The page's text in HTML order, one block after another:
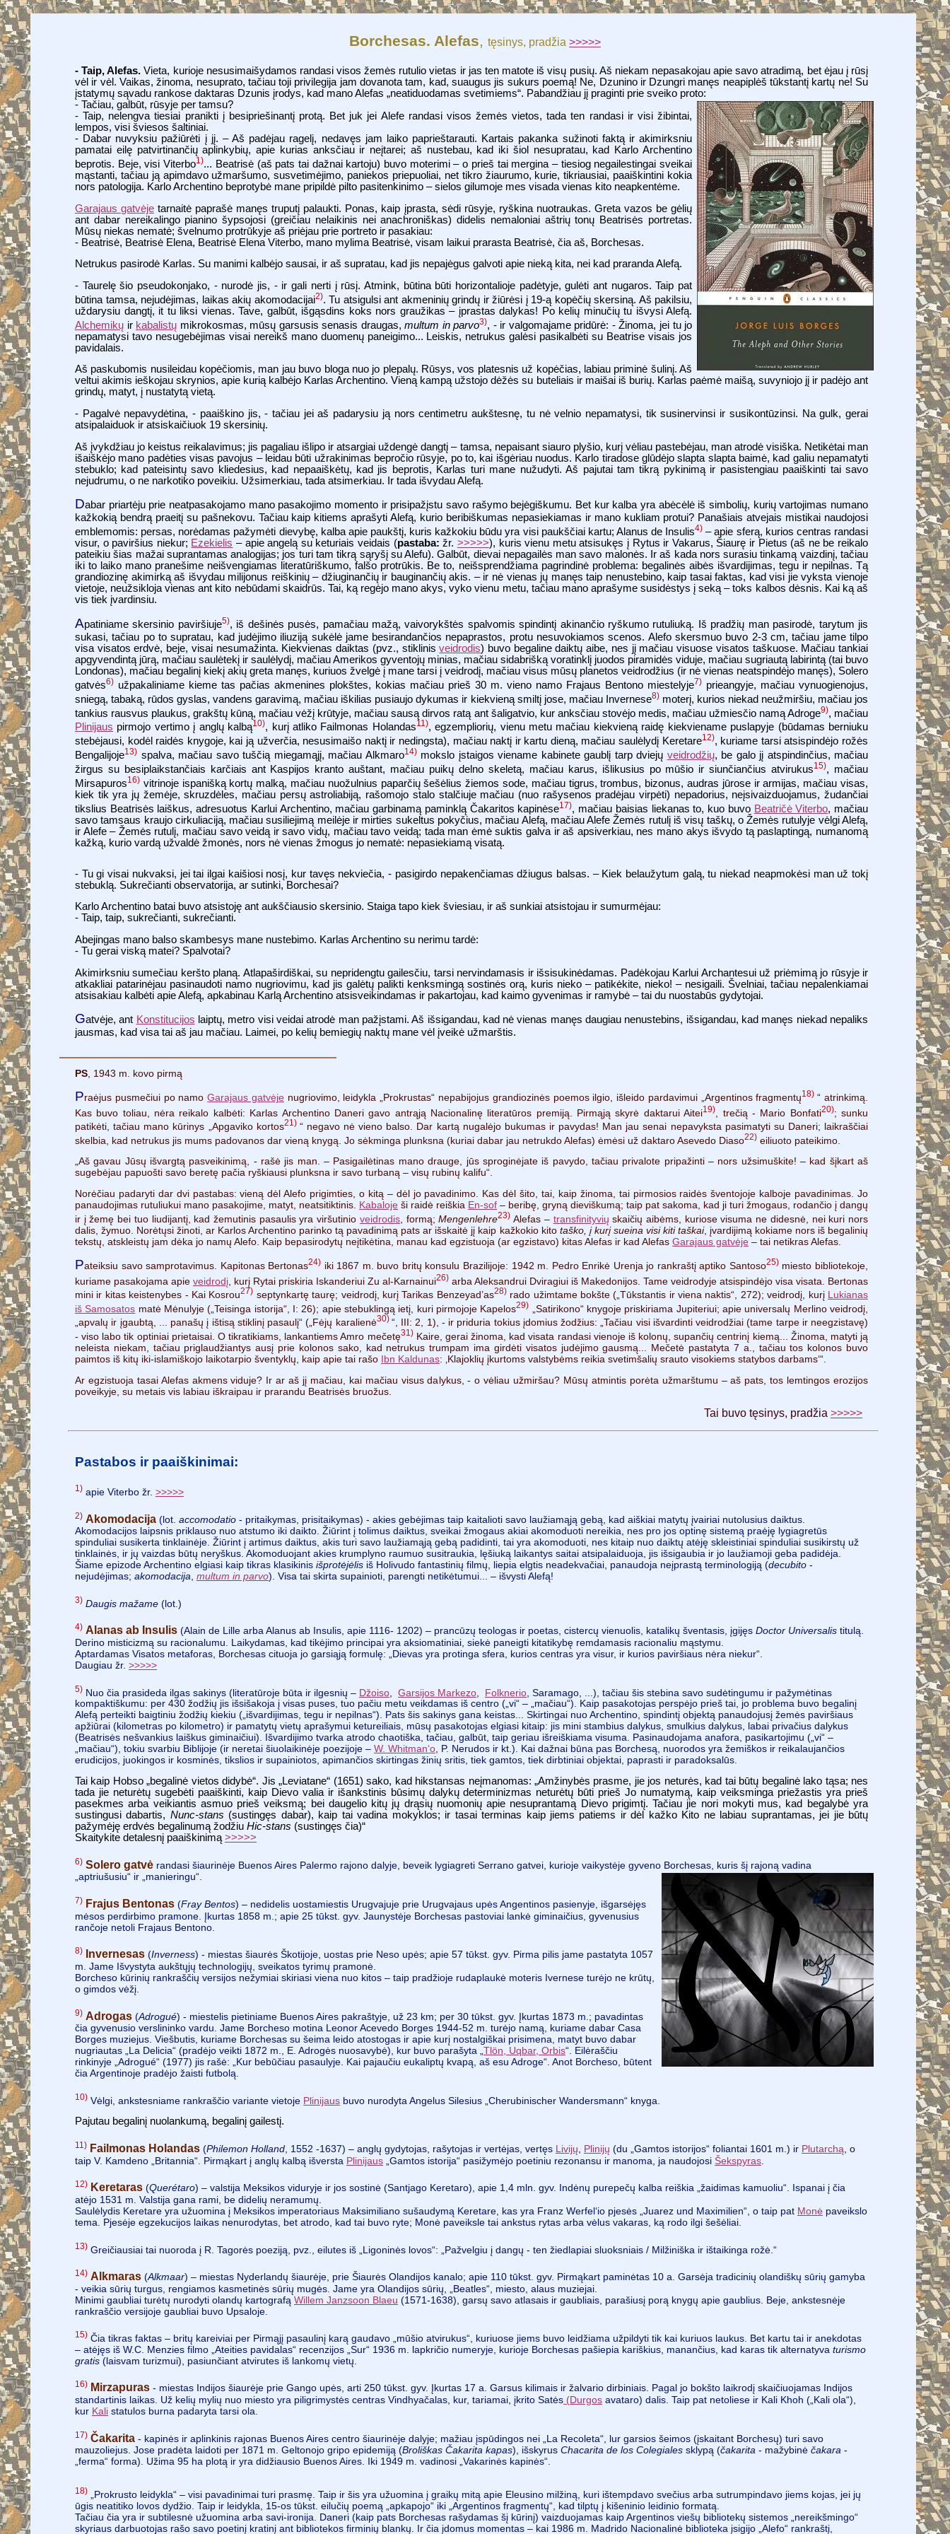
Borchesas. Alefas, tęsinys, pradžia >>>>>
- Taip, Alefas. Vieta, kurioje nesusimaišydamos randasi visos žemės rutulio vietas ir jas ten matote iš visų pusių. Aš niekam nepasakojau apie savo atradimą, bet ėjau į rūsį
vėl ir vėl. Vaikas, žinoma, nesuprato, tačiau toji privilegija jam dovanota tam, kad, suaugus jis sukurs poemą! Ne, Dzunino ir Dzungri manęs neapiplėš tūkstantį kartų ne! Su
įstatymų sąvadu rankose daktaras Dzunis įrodys, kad mano Alefas „neatiduodamas svetimiems“. Pabandžiau jį praginti prie sveiko proto:
- Tačiau, galbūt, rūsyje per tamsu?
- Taip, nelengva tiesiai pranikti į besipriešinantį protą. Bet juk jei Alefe randasi visos žemės vietos, tada ten randasi ir visi žibintai,
lempos, visi šviesos šaltiniai.
- Dabar nuvyksiu pažiūrėti į jį. – Aš padėjau ragelį, nedavęs jam laiko paprieštarauti. Kartais pakanka sužinoti faktą ir akimirksniu
pamatai eilę patvirtinančių aplinkybių, apie kurias anksčiau ir neįtarei; aš nustebau, kad iki šiol nesupratau, kad Karlo Archentino
beprotis. Beje, visi Viterbo1)... Beatrisė (aš pats tai dažnai kartoju) buvo moterimi – o prieš tai mergina – tiesiog negailestingai sveikai
mąstanti, tačiau ją apimdavo užmaršumo, susvetimėjimo, paniekos priepuoliai, net tikro žiaurumo, kurie, tikriausiai, paaiškintini kokia
nors patologija. Karlo Archentino beprotybė mane pripildė pilto pasitenkinimo – sielos gilumoje mes visada vienas kito neapkentėme.
Garajaus gatvėje tarnaitė paprašė manęs truputį palaukti. Ponas, kaip įprasta, sėdi rūsyje, ryškina nuotraukas. Greta vazos be gėlių
ant dabar nereikalingo pianino šypsojosi (greičiau nelaikinis nei anachroniškas) didelis nemaloniai aštrių tonų Beatrisės portretas.
Mūsų niekas nematė; švelnumo protrūkyje aš priėjau prie portreto ir pasakiau:
- Beatrisė, Beatrisė Elena, Beatrisė Elena Viterbo, mano mylima Beatrisė, visam laikui prarasta Beatrisė, čia aš, Borchesas.
Netrukus pasirodė Karlas. Su manimi kalbėjo sausai, ir aš supratau, kad jis nepajėgus galvoti apie nieką kita, nei kad praranda Alefą.
- Taurelę šio pseudokonjako, - nurodė jis, - ir gali nerti į rūsį. Atmink, būtina būti horizontalioje padėtyje, gulėti ant nugaros. Taip pat
būtina tamsa, nejudėjimas, laikas akių akomodacijai2). Tu atsigulsi ant akmeninių grindų ir žiūrėsi į 19-ą kopėčių skersiną. Aš pakilsiu,
uždarysiu dangtį, it tu liksi vienas. Tave, galbūt, išgąsdins koks nors graužikas – įprastas dalykas! Po kelių minučių tu išvysi Alefą.
Alchemikų ir kabalistų mikrokosmas, mūsų garsusis senasis draugas,multum in parvo3), - ir valgomajame pridūrė: - Žinoma, jei tu jo
nepamatysi tavo nesugebėjimas visai nereikš mano duomenų paneigimo... Leiskis, netrukus galėsi pasikalbėti su Beatrise visais jos
pavidalais.
Aš paskubomis nusileidau kopėčiomis, man jau buvo bloga nuo jo plepalų. Rūsys, vos platesnis už kopėčias, labiau priminė šulinį. Aš
veltui akimis ieškojau skrynios, apie kurią kalbėjo Karlas Archentino. Vieną kampą užstojo dėžės su buteliais ir maišai iš burių. Karlas paėmė maišą, suvyniojo jį ir padėjo ant
grindų, matyt, į nustatytą vietą.
- Pagalvė nepavydėtina, - paaiškino jis, - tačiau jei aš padarysiu ją nors centimetru aukštesnę, tu nė velnio nepamatysi, tik susinervinsi ir susikontūzinsi. Na gulk, gerai
atsipalaiduok ir atsiskaičiuok 19 skersinių.
Aš įvykdžiau jo keistus reikalavimus; jis pagaliau išlipo ir atsargiai uždengė dangtį – tamsa, nepaisant siauro plyšio, kurį vėliau pastebėjau, man atrodė visiška. Netikėtai man
išaiškėjo mano padėties visas pavojus – leidau būti užrakinimas bepročio rūsyje, po to, kai išgėriau nuodus. Karlo tiradose glūdėjo slapta slapta baimė, kad galiu nepamatyti
stebuklo; kad pateisintų savo kliedesius, kad nepaaiškėtų, kad jis beprotis, Karlas turi mane nužudyti. Aš pajutai tam tikrą pykinimą ir pasistengiau paaiškinti tai savo
nejudrumu, o ne narkotiko poveikiu. Užsimerkiau, tada atsimerkiau. Ir tada išvydau Alefą.
Dabar priartėju prie neatpasakojamo mano pasakojimo momento ir prisipažįstu savo rašymo bejėgiškumu. Bet kur kalba yra abėcėlė iš simbolių, kurių vartojimas numano
kažkokią bendrą praeitį su pašnekovu. Tačiau kaip kitiems aprašyti Alefą, kurio beribiškumas nepasiekiamas ir mano kukliam protui? Panašiais atvejais mistikai naudojosi
emblemomis: persas, norėdamas pažymėti dievybę, kalba apie paukštį, kuris kažkokiu būdu yra visi paukščiai kartu; Alanus de Insulis4) – apie sferą, kurios centras randasi
visur, o paviršius niekur; Ezekielis – apie angelą su keturiais veidais (pastaba: žr. >>>>>), kuris vienu metu atsisukęs į Rytus ir Vakarus, Šiaurę ir Pietus (aš ne be reikalo
pateikiu šias mažai suprantamas analogijas; jos turi tam tikrą sąryšį su Alefu). Galbūt, dievai nepagailės man savo malonės. Ir aš kada nors surasiu tinkamą vaizdinį, tačiau
iki to laiko mano pranešime neišvengiamas literatūriškumo, falšo protrūkis. Be to, neišsprendžiama pagrindinė problema: begalinės aibės išvardijimas, tegu ir nepilnas. Tą
grandiozinę akimirką aš išvydau milijonus reiškinių – džiuginančių ir bauginančių akis. – ir nė vienas jų manęs taip nenustebino, kaip tasai faktas, kad visi jie vyksta vienoje
vietoje, neužsikloja vienas ant kito nebūdami skaidrūs. Tai, ką regėjo mano akys, vyko vienu metu, tačiau mano aprašyme susidėstys į seką – toks kalbos dėsnis. Kai ką aš
vis tiek įvardinsiu.
Apatiniame skersinio paviršiuje5), iš dešinės pusės, pamačiau mažą, vaivorykštės spalvomis spindintį akinančio ryškumo rutuliuką. Iš pradžių man pasirodė, tarytum jis
sukasi, tačiau po to supratau, kad judėjimo iliuziją sukėlė jame besirandančios nepaprastos, protu nesuvokiamos scenos. Alefo skersmuo buvo 2-3 cm, tačiau jame tilpo
visa visatos erdvė, beje, visai nesumažinta. Kiekvienas daiktas (pvz., stiklinisveidrodis) buvo begaline daiktų aibe, nes jį mačiau visuose visatos taškuose. Mačiau tankiai
apgyvendintą jūrą, mačiau saulėtekį ir saulėlydį, mačiau Amerikos gyventojų minias, mačiau sidabrišką voratinklį juodos piramidės viduje, mačiau sugriautą labirintą (tai buvo
Londonas), mačiau begalinį kiekį akių greta manęs, kuriuos žvelgė į mane tarsi į veidrodį, mačiau visus mūsų planetos veidrodžius (ir nė vienas neatspindėjo manęs), Solero
gatvės6) užpakaliniame kieme tas pačias akmenines plokštes, kokias mačiau prieš 30 m. vieno namo Frajaus Bentono miestelyje7) prieangyje, mačiau vynuogienojus,
sniegą, tabaką, rūdos gyslas, vandens garavimą, mačiau iškilias pusiaujo dykumas ir kiekvieną smiltį jose, mačiau Invernese8)moterį, kurios niekad neužmiršiu, mačiau jos
tankius rausvus plaukus, grakštų kūną, mačiau vėžį krūtyje, mačiau sausą dirvos ratą ant šaligatvio, kur anksčiau stovėjo medis, mačiau užmiesčio namą Adroge9), mačiau
Plinijaus pirmojo vertimo į anglų kalbą10), kurį atliko Failmonas Holandas11), egzempliorių, vienu metu mačiau kiekvieną raidę kiekviename puslapyje (būdamas berniuku
stebėjausi, kodėl raidės knygoje, kai ją užverčia, nesusimaišo naktį ir nedingsta), mačiau naktį ir kartu dieną, mačiau saulėlydį Keretare12), kuriame tarsi atsispindėjo rožės
Bengalijoje13) spalva, mačiau savo tuščią miegamąjį, mačiau Alkmaro14)mokslo įstaigos viename kabinete gaublį tarp dviejų veidrodžių, be galo jį atspindinčius, mačiau
žirgus su besiplaikstančiais karčiais ant Kaspijos kranto auštant, mačiau puikų delno skeletą, mačiau karus, išlikusius po mūšio ir siunčiančius atvirukus15), mačiau
Mirsapuros16) vitrinoje ispanišką kortų malką, mačiau nuožulnius paparčių šešėlius žiemos sode, mačiau tigrus, trombus, bizonus, audras jūrose ir armijas, mačiau visas,
kiek tik yra jų žemėje, skruzdėles, mačiau persų astroliabiją, rašomojo stalo stalčiuje mačiau (nuo rašysenos pradėjau virpėti) nepadorius, neįsivaizduojamus, žudančiai
tikslius Beatrisės laiškus, adresuotus Karlui Archentino, mačiau garbinamą paminklą Čakaritos kapinėse17), mačiau baisias liekanas to, kuo buvo Beatričė Viterbo, mačiau
savo tamsaus kraujo cirkuliaciją, mačiau susiliejimą meilėje ir mirties sukeltus pokyčius, mačiau Alefą, mačiau Alefe Žemės rutulį iš visų taškų, o Žemės rutulyje vėlgi Alefą,
ir Alefe – Žemės rutulį, mačiau savo veidą ir savo vidų, mačiau tavo veidą; tada man ėmė suktis galva ir aš apsiverkiau, nes mano akys išvydo tą paslaptingą, numanomą
kažką, kurio vardą užvaldė žmonės, nors nė vienas žmogus jo nematė: nepasiekiamą visatą.
- Tu gi visai nukvaksi, jei tai ilgai kaišiosi nosį, kur tavęs nekviečia, - pasigirdo nepakenčiamas džiugus balsas. – Kiek belaužytum galą, tu niekad neapmokėsi man už tokį
stebuklą. Sukrečianti observatorija, ar sutinki, Borchesai?
Karlo Archentino batai buvo atsistoję ant aukščiausio skersinio. Staiga tapo kiek šviesiau, ir aš sunkiai atsistojau ir sumurmėjau:
- Taip, taip, sukrečianti, sukrečianti.
Abejingas mano balso skambesys mane nustebimo. Karlas Archentino su nerimu tardė:
- Tu gerai viską matei? Spalvotai?
Akimirksniu sumečiau keršto planą. Atlapaširdiškai, su nepridengtu gailesčiu, tarsi nervindamasis ir išsisukinėdamas. Padėkojau Karlui Archantesui už priėmimą jo rūsyje ir
atkakliai patarinėjau pasinaudoti namo nugriovimu, kad jis galėtų palikti kenksmingą sostinės orą, kuris nieko – patikėkite, nieko! – nesigaili. Švelniai, tačiau nepalenkiamai
atsisakiau kalbėti apie Alefą, apkabinau Karlą Archentino atsisveikindamas ir pakartojau, kad kaimo gyvenimas ir ramybė – tai du nuostabūs gydytojai.
Gatvėje, ant Konstitucijos laiptų, metro visi veidai atrodė man pažįstami. Aš išsigandau, kad nė vienas manęs daugiau nenustebins, išsigandau, kad manęs niekad nepaliks
jausmas, kad visa tai aš jau mačiau. Laimei, po kelių bemiegių naktų mane vėl įveikė užmarštis.
PS , 1943 m. kovo pirmą
Praėjus pusmečiui po namoGarajaus gatvėjenugriovimo, leidykla „Prokrustas“ nepabijojus grandiozinės poemos ilgio, išleido pardavimui „Argentinos fragmentų18)“ atrinkimą.
Kas buvo toliau, nėra reikalo kalbėti: Karlas Archentino Daneri gavo antrąją Nacionalinę literatūros premiją. Pirmąją skyrė daktarui Aitei19) , trečią - Mario Bonfati20); sunku
patikėti, tačiau mano kūrinys „Apgaviko kortos21) “ negavo nė vieno balso. Dar kartą nugalėjo bukumas ir pavydas! Man jau senai nepavyksta pasimatyti su Daneri; laikraščiai
skelbia, kad netrukus jis mums padovanos dar vieną knygą. Jo sėkminga plunksna (kuriai dabar jau netrukdo Alefas) ėmėsi už daktaro Asevedo Diaso22) eiliuoto pateikimo.
„Aš gavau Jūsų išvargtą pasveikinimą, - rašė jis man. – Pasigailėtinas mano drauge, jūs sproginėjate iš pavydo, tačiau privalote pripažinti – nors užsimuškite! – kad šįkart aš
sugebėjau papuošti savo beretę pačia ryškiausi plunksna ir savo turbaną – visų rubinų kalifu“.
Norėčiau padaryti dar dvi pastabas: vieną dėl Alefo prigimties, o kitą – dėl jo pavadinimo. Kas dėl šito, tai, kaip žinoma, tai pirmosios raidės šventojoje kalboje pavadinimas. Jo
panaudojimas rutuliukui mano pasakojime, matyt, neatsitiktinis. Kabaloje ši raidė reiškia En-sof – beribę, gryną dieviškumą; taip pat sakoma, kad ji turi žmogaus, rodančio į dangų
ir į žemę bei tuo liudijantį, kad žemutinis pasaulis yra viršutinio veidrodis, formą;Mengenlehre23) Alefas – transfinityvių skaičių aibėms, kuriose visuma ne didesnė, nei kuri nors
dalis, žymuo. Norėtųsi žinoti, ar Karlos Archentino parinko tą pavadinimą pats ar išskaitė jį kaip kažkokio kito taško, į kurį sueina visi kiti taškai, įvardijimą kokiame nors iš begalinių
tekstų, atskleistų jam dėka jo namų Alefo. Kaip bepasirodytų neįtikėtina, manau kad egzistuoja (ar egzistavo) kitas Alefas ir kad Alefas Garajaus gatvėje – tai netikras Alefas.
Pateiksiu savo samprotavimus. Kapitonas Bertonas24) iki 1867 m. buvo britų konsulu Brazilijoje: 1942 m. Pedro Enrikė Urenja jo rankraštį aptiko Santoso25)miesto bibliotekoje,
kuriame pasakojama apie veidrodį , kurį Rytai priskiria Iskanderiui Zu al-Karnainui26) arba Aleksandrui Dviragiui iš Makedonijos. Tame veidrodyje atsispindėjo visa visata. Bertonas
mini ir kitas keistenybes - Kai Kosrou27) septynkartę taurę; veidrodį, kurį Tarikas Benzeyad’as28)rado užimtame bokšte („Tūkstantis ir viena naktis“, 272); veidrodį, kurį Lukianas
iš Samosatos matė Mėnulyje („Teisinga istorija“, I: 26); apie stebuklingą ietį, kuri pirmojoje Kapelos29)
„Satirikono“ knygoje priskiriama Jupiteriui; apie universalų Merlino veidrodį,
„apvalų ir įgaubtą, ... panašų į ištisą stiklinį pasaulį“ („Fėjų karalienė30) “, III: 2, 1), - ir priduria tokius įdomius žodžius: „Tačiau visi išvardinti veidrodžiai (tame tarpe ir neegzistavę)
- viso labo tik optiniai prietaisai. O tikratikiams, lankantiems Amro mečetę31)Kaire, gerai žinoma, kad visata randasi vienoje iš kolonų, supančių centrinį kiemą... Žinoma, matyti ją
neleista niekam, tačiau priglaudžiantys ausį prie kolonos sako, kad netrukus trumpam ima girdėti visatos judėjimo gausmą... Mečetė pastatyta 7 a., tačiau tos kolonos buvo
paimtos iš kitų iki-islamiškojo laikotarpio šventyklų, kaip apie tai rašo Ibn Kaldunas: ‚Klajoklių įkurtoms valstybėms reikia svetimšalių srauto visokiems statybos darbams‘“.
Ar egzistuoja tasai Alefas akmens viduje? Ir ar aš jį mačiau, kai mačiau visus dalykus, - o vėliau užmiršau? Mūsų atmintis porėta užmarštumu – aš pats, tos lemtingos erozijos
poveikyje, su metais vis labiau iškraipau ir prarandu Beatrisės bruožus.
Tai buvo tęsinys, pradžia >>>>>
Pastabos ir paaiškinimai:
1) apie Viterbo žr. >>>>>
2) Akomodacija (lot. accomodatio - pritaikymas, prisitaikymas) - akies gebėjimas taip kaitalioti savo laužiamąją gebą, kad aiškiai matytų įvairiai nutolusius daiktus.
Akomodacijos laipsnis priklauso nuo atstumo iki daikto. Žiūrint į tolimus daiktus, sveikai žmogaus akiai akomoduoti nereikia, nes pro jos optinę sistemą praėję lygiagretūs
spinduliai susikerta tinklainėje. Žiūrint į artimus daiktus, akis turi savo laužiamąją gebą padidinti, tai yra akomoduoti, nes kitaip nuo daiktų atėję skleistiniai spinduliai susikirstų už
tinklainės, ir jų vaizdas būtų neryškus. Akomoduojant akies krumplyno raumuo susitraukia, lęšiuką laikantys saitai atsipalaiduoja, jis išsigaubia ir jo laužiamoji geba padidėja.
Šiame epizode Archentino elgiasi kaip tikras klasikinis išprotėjėlis iš Holivudo fantastinių filmų, liepia elgtis neadekvačiai, panaudoja neįprastą terminologiją (decubito -
nejudėjimas; akomodacija, multum in parvo). Visa tai skirta supainioti, parengti netikėtumui... – išvysti Alefą!
3) Daugis mažame (lot.)
4) Alanas ab Insulis (Alain de Lille arba Alanus ab Insulis, apie 1116- 1202) – prancūzų teologas ir poetas, cistercų vienuolis, katalikų šventasis, įgijęs Doctor Universalis titulą.
Derino misticizmą su racionalumu. Laikydamas, kad tikėjimo principai yra aksiomatiniai, siekė paneigti kitatikybę remdamasis racionaliu mąstymu.
Aptardamas Visatos metaforas, Borchesas cituoja jo garsiąją formulę: „Dievas yra protinga sfera, kurios centras yra visur, ir kurios paviršiaus nėra niekur“.
Daugiau žr. >>>>>
5) Nuo čia prasideda ilgas sakinys (literatūroje būta ir ilgesnių – Džoiso Garsijos Markezo Folknerio , Saramago, ...), tačiau šis stebina savo sudėtingumu ir pažymėtinas
kompaktiškumu: per 430 žodžių jis išsišakoja į visas puses, tuo pačiu metu veikdamas iš centro („vi“ – „mačiau“). Kaip pasakotojas perspėjo prieš tai, jo problema buvo begalinį
Alefą perteikti baigtiniu žodžių kiekiu („išvardijimas, tegu ir nepilnas“). Pats šis sakinys gana keistas... Skirtingai nuo Archentino, spindintį objektą panaudojusį žemės paviršiaus
apžiūrai (kilometras po kilometro) ir pamatytų vietų aprašymui ketureiliais, mūsų pasakotojas elgiasi kitaip: jis mini stambius dalykus, smulkius dalykus, labai privačius dalykus
(Beatrisės nešvankius laiškus giminaičiui). Išvardijimo tvarka atrodo chaotiška, tačiau, galbūt, taip geriau išreiškiama visuma. Pasinaudojama anafora, pasikartojimu („vi“ –
„mačiau“), tokiu svarbiu Biblijoje (ir neretai šiuolaikinėje poezijoje – W. Whitman‘o , P. Nerudos ir kt.). Kai dažnai būna pas Borchesą, nuorodos yra žemiškos ir reikalaujančios
erudicijos, juokingos ir kosminės, tikslios ir supainiotos, apimančios skirtingas žinių sritis, tiek gamtos, tiek dirbtiniai objektai, paprasti ir paradoksalūs.
Tai kaip Hobso „begalinė vietos didybė“. Jis „Leviatane“ (1651) sako, kad hikstansas neįmanomas: „Amžinybės prasme, jie jos neturės, kad tai būtų begalinė lako tąsa; nes
tada jie neturėtų sugebėti paaiškinti, kaip Dievo valia ir išankstinis būsimų dalykų determinizmas neturėtų būti prieš Jo numatymą, kaip veiksminga priežastis yra prieš
pasekmes arba veikiantis asmuo prieš veiksmą; bei daugelio kitų jų drąsių nuomonių apie nesuprantamą Dievo prigimtį. Tačiau jie nori mokyti mus, kad begalybė yra
sustingusi dabartis, Nunc-stans (sustingęs dabar), kaip tai vadina mokyklos; ir tasai terminas kaip jiems patiems ir dėl kažko Kito ne labiau suprantamas, jei jie būtų
pažymėję erdvės begalinumą žodžiu Hic-stans (sustingęs čia)“
Skaitykite detalesnį paaiškinimą >>>>>
6) Solero gatvė randasi šiaurinėje Buenos Aires Palermo rajono dalyje, beveik lygiagreti Serrano gatvei, kurioje vaikystėje gyveno Borchesas, kuris šį rajoną vadina
„aptriušusiu“ ir „manieringu“.
7) Frajus Bentonas (Fray Bentos) – nedidelis uostamiestis Urugvajuje prie Urugvajaus upės Angentinos pasienyje, išgarsėjęs
mėsos perdirbimo pramone. Įkurtas 1858 m.; apie 25 tūkst. gyv. Jaunystėje Borchesas pastoviai lankė giminaičius, gyvenusius
rančoje netoli Frajaus Bentono.
8) Invernesas (Inverness) - miestas šiaurės Škotijoje, uostas prie Neso upės; apie 57 tūkst. gyv. Pirma pilis jame pastatyta 1057
m. Jame Išvystyta aukštųjų technologijų, sveikatos tyrimų pramonė.
Borcheso kūrinių rankraščių versijos nežymiai skiriasi viena nuo kitos – taip pradžioje rudaplaukė moteris Ivernese turėjo ne krūtų,
o gimdos vėžį.
9) Adrogas (Adrogué) - miestelis pietiniame Buenos Aires pakraštyje, už 23 km; per 30 tūkst. gyv. Įkurtas 1873 m.; pavadintas
čia gyvenusio verslininko vardu. Jame Borcheso motina Leonor Acevedo Borges 1944-52 m. turėjo namą, kuriame dabar Casa
Borges muziejus. Viešbutis, kuriame Borchesas su šeima leido atostogas ir apie kurį nostalgiškai prisimena, matyt buvo dabar
nugriautas „La Delicia“ (pradėjo veikti 1872 m., E. Adrogės nuosavybė), kur buvo parašyta „ Tlön, Uqbar, Orbis“. Eilėraščiu
rinkinyje „Adrogué“ (1977) jis rašė: „Kur bebūčiau pasaulyje. Kai pajaučiu eukaliptų kvapą, aš esu Adroge“. Anot Borcheso, būtent
čia Argentinoje pradėjo žaisti futbolą.
10) Vėlgi, ankstesniame rankraščio variante vietoje Plinijaus buvo nurodyta Angelus Silesius „Cherubinischer Wandersmann“ knyga.
Pajutau begalinį nuolankumą, begalinį gailestį.
11) Failmonas Holandas (Philemon Holland , 1552 -1637) – anglų gydytojas, rašytojas ir vertėjas, vertęs Livijų Plinijų (du „Gamtos istorijos“ foliantai 1601 m.) ir Plutarchą , o
taip V. Kamdeno „Britannia“. Pirmąkart į anglų kalbą išversta Plinijaus „Gamtos istorija“ pasižymėjo poetiniu rezonansu ir manoma, ja naudojosi Šekspyras
12) Keretaras (Querétaro) – valstija Meksikos viduryje ir jos sostinė (Santjago Keretaro), apie 1,4 mln. gyv. Indėnų purepečų kalba reiškia „žaidimas kamuoliu“. Ispanai į čia
atėjo 1531 m. Valstija gana rami, be didelių neramumų.
Saulėlydis Keretare yra užuomina į Meksikos imperatoriaus Maksimiliano sušaudymą Keretare, kas yra Franz Werfel‘io pjesės „Juarez und Maximilien“, o taip pat Monė paveikslo
tema. Pjesėje egzekucijos laikas nenurodytas, bet atrodo, kad tai buvo ryte; Monė paveiksle tai ankstus rytas arba vėlus vakaras, ką rodo ilgi šešėliai.
13) Greičiausiai tai nuoroda į R. Tagorės poeziją, pvz., eilutes iš „Ligoninės lovos“: „Pažvelgiu į dangų - ten žiedlapiai sluoksniais / Milžiniška ir ištaikinga rožė.“
14) Alkmaras (Alkmaar) – miestas Nyderlandų šiaurėje, prie Šiaurės Olandijos kanalo; apie 110 tūkst. gyv. Pirmąkart paminėtas 10 a. Garsėja tradicinių olandiškų sūrių gamyba
- veikia sūrių turgus, rengiamos kasmetinės sūrių mugės. Jame yra Olandijos sūrių, „Beatles“, miesto, alaus muziejai.
Minimi gaubliai turėtų nurodyti olandų kartografą Willem Janzsoon Blaeu (1571-1638), garsų savo atlasais ir gaubliais, parašiusį porą knygų apie gaublius. Beje, ankstesnėje
rankraščio versijoje gaubliai buvo Upsaloje.
15) Čia tikras faktas – britų kareiviai per Pirmąjį pasaulinį karą gaudavo „mūšio atvirukus“, kuriuose jiems buvo leidžiama užpildyti tik kai kuriuos laukus. Bet kartu tai ir anekdotas
– atėjęs iš W.C. Menzies filmo „Ateities pavidalas“ recenzijos „Sur“ 1936 m. lapkričio numeryje, kurioje Borchesas pašiepia kariškius, manančius, kad karas tik alternatyva turismo
gratis (laisvam turizmui), pasiunčiant atvirutes iš lankomų vietų.
16) Mirzapuras - miestas Indijos šiaurėje prie Gango upės, arti 250 tūkst. gyv. Įkurtas 17 a. Garsus kilimais ir žalvario dirbiniais. Pagal jo bokšto laikrodį skaičiuojamas Indijos
standartinis laikas. Už kelių mylių nuo miesto yra piligrimystės centras Vindhyačalas, kur, tariamai, įkrito Satės (Durgos avataro) dalis. Taip pat netoliese ir Kali Khoh („Kali ola“),
kur Kali statulos burna padaryta tarsi ola.
17) Čakarita - kapinės ir aplinkinis rajonas Buenos Aires centro šiaurinėje dalyje; mažiau įspūdingos nei „La Recoleta“, lur garsios šeimos (įskaitant Borchesų) turi savo
mauzoliejus. Jose pradėta laidoti per 1871 m. Geltonojo gripo epidemiją (Broliškas Čakarita kapas), išskyrus Chacarita de los Colegiales sklypą (čakarita - mažybinė čakara -
„ferma“ forma). Užima 95 ha plotą ir yra didžiausio Buenos Aires. Iki 1949 m. vadinosi „Vakarinės kapinės“.
18)
„Prokrusto leidykla“ – visi pavadinimai turi prasmę. Taip ir šis yra užuomina į graikų mitą apie Eleusino milžiną, kuri ištempdavo svečius arba sutrumpindavo jiems kojas, jei jų
ūgis neatitiko lovos dydžio. Taip ir leidykla, 15-os tūkst. eilučių poemą „apkapojo“ iki „Argentinos fragmentų“, kad tilptų į kišeninio leidinio formatą.
Tačiau čia yra ir subtilesnė užuomina arba savi-ironija. Daneri (kaip pats Borchesas rašydamas šį kūrinį) vaizduojamas kaip Argentinos viešų bibliotekų sistemos „nereikšmingo“
skyriaus darbuotojas rašo savo poetinį kratinį ant bibliotekos firminių blankų. Ir čia įdomus momentas – kai 1986 m. Madrido Nacionalinė biblioteka įsigijo „Alefo“ rankraštį,